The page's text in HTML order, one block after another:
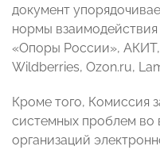
документ
нормы
«Опоры России»,
Wildberries, Ozon.ru,
Кроме того, Комиссия
системных проблем во
организаций